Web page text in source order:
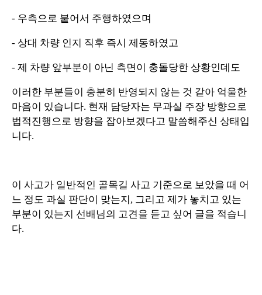
- 우측으로 붙어서 주행하였으며
- 상대 차량 인지 직후 즉시 제동하였고
- 제 차량 앞부분이 아닌 측면이 충돌당한 상황인데도
이러한 부분들이 충분히 반영되지 않는 것 같아 억울한
마음이 있습니다. 현재 담당자는 무과실 주장 방향으로
법적진행으로 방향을 잡아보겠다고 말씀해주신 상태입
니다.
이 사고가 일반적인 골목길 사고 기준으로 보았을 때 어
느 정도 과실 판단이 맞는지, 그리고 제가 놓치고 있는
부분이 있는지 선배님의 고견을 듣고 싶어 글을 적습니
다.